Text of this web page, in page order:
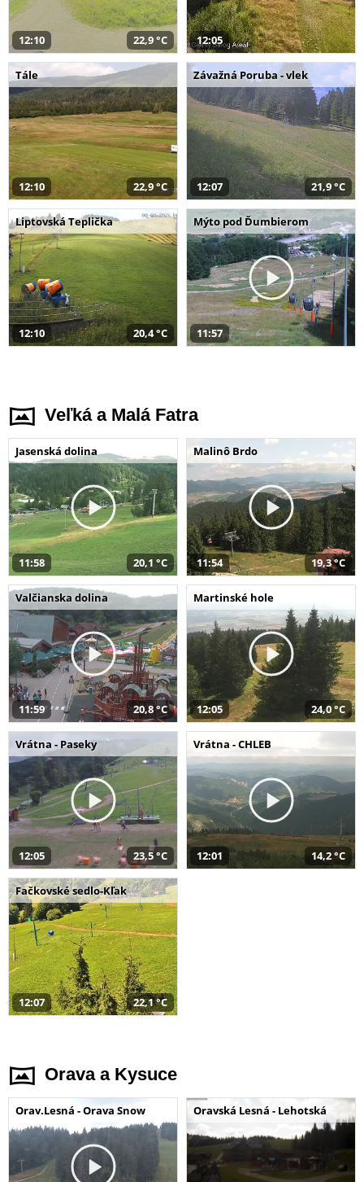
12:10 22,9 °C 12:05
Tále
12:10 22,9 °C
Závažná Poruba - vlek
12:07 21,9 °C
Liptovská Teplička
12:10 20,4 °C
Mýto pod Ďumbierom
11:57
Veľká a Malá Fatra
Jasenská dolina
11:58 20,1 °C
Malinô Brdo
11:54 19,3 °C
Valčianska dolina
11:59 20,8 °C
Martinské hole
12:05 24,0 °C
Vrátna - Paseky
12:05 23,5 °C
Vrátna - CHLEB
12:01 14,2 °C
Fačkovské sedlo-Kľak
12:07 22,1 °C
Orava a Kysuce
Orav.Lesná - Orava Snow Oravská Lesná - Lehotská